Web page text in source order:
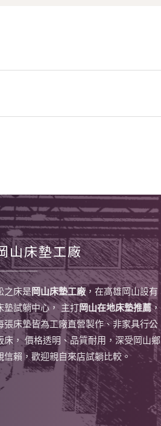
山床墊工廠
之床是岡山床墊工廠，在高雄岡山設有
墊試躺中心， 主打岡山在地床墊推薦，
張床墊皆為工廠直營製作、非家具行公
床， 價格透明、品質耐用，深受岡山鄉
信賴，歡迎親自來店試躺比較。